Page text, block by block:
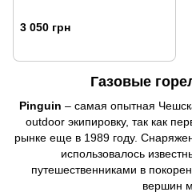
3 050 грн
Газовые
Pinguin – самая опытная
outdoor экипировку, так как
рынке еще в 1989 году.
использовалось
путешественниками в
вершин